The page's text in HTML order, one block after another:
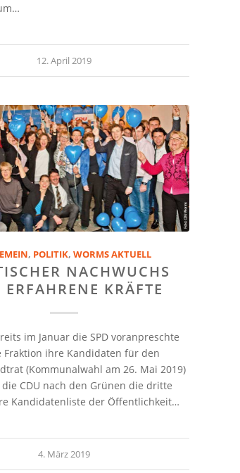
12. April 2019
, POLITIK,WORMS AKTUELL
NACHWUCHS
KRÄFTE
im Januar die SPD voranpreschte
Fraktion ihre Kandidaten für den
(Kommunalwahl am 26. Mai 2019)
CDU nach den Grünen die dritte
Kandidatenliste der Öffentlichkeit…
4. März 2019